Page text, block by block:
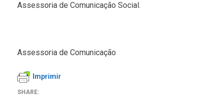
Assessoria de Comunicação Social.
Assessoria de Comunicação
Imprimir